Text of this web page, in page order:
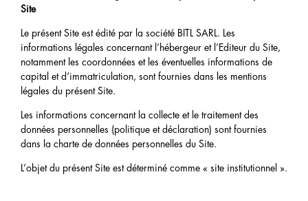
Site
Le présent Site est édité par la société BITL SARL. Les
informations légales concernant l’hébergeur et l’Editeur du Site,
notamment les coordonnées et les éventuelles informations de
capital et d’immatriculation, sont fournies dans les mentions
légales du présent Site.
Les informations concernant la collecte et le traitement des
données personnelles (politique et déclaration) sont fournies
dans la charte de données personnelles du Site.
L’objet du présent Site est déterminé comme « site institutionnel ».